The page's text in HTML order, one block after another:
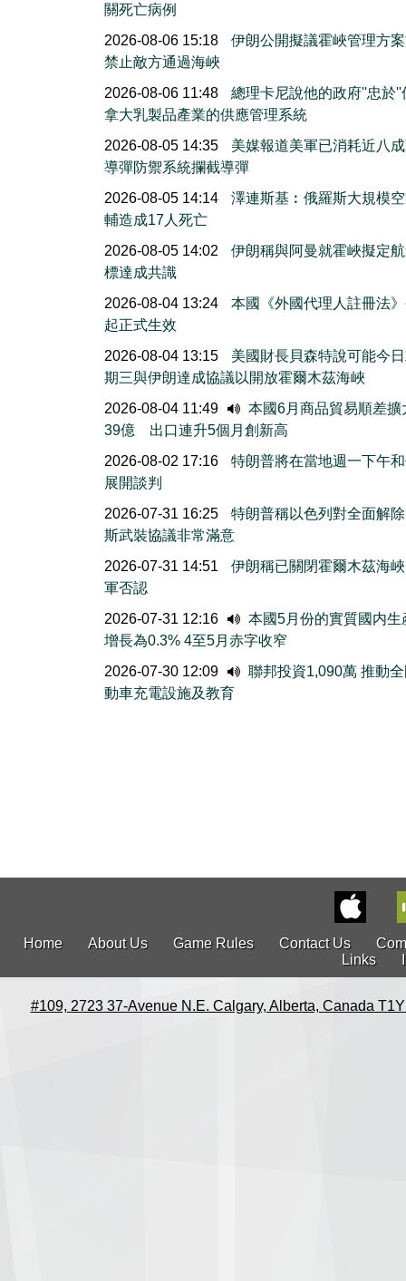
關死亡病例
2026-08-06 15:18
伊朗公開擬議霍峽管理方
禁止敵方通過海峽
2026-08-06 11:48
總理卡尼說他的政府''忠於''
拿大乳製品產業的供應管理系統
2026-08-05 14:35
美媒報道美軍已消耗近八
導彈防禦系統攔截導彈
2026-08-05 14:14
澤連斯基︰俄羅斯大規模
輔造成17人死亡
2026-08-05 14:02
伊朗稱與阿曼就霍峽擬定
標達成共識
2026-08-04 13:24
本國《外國代理人註冊法
起正式生效
2026-08-04 13:15
美國財長貝森特說可能今
期三與伊朗達成協議以開放霍爾木茲海峽
2026-08-04 11:49
本國6月商品貿易順差擴
39億 出口連升5個月創新高
2026-08-02 17:16
特朗普將在當地週一下午
展開談判
2026-07-31 16:25
特朗普稱以色列對全面解
斯武裝協議非常滿意
2026-07-31 14:51
伊朗稱已關閉霍爾木茲海
軍否認
2026-07-31 12:16
本國5月份的實質國内生
增長為0.3% 4至5月赤字收窄
2026-07-30 12:09
聯邦投資1,090萬 推動
動車充電設施及教育
Home About Us Game Rules Contact Us
Links
#109, 2723 37-Avenue N.E. Calgary, Alberta, Canada